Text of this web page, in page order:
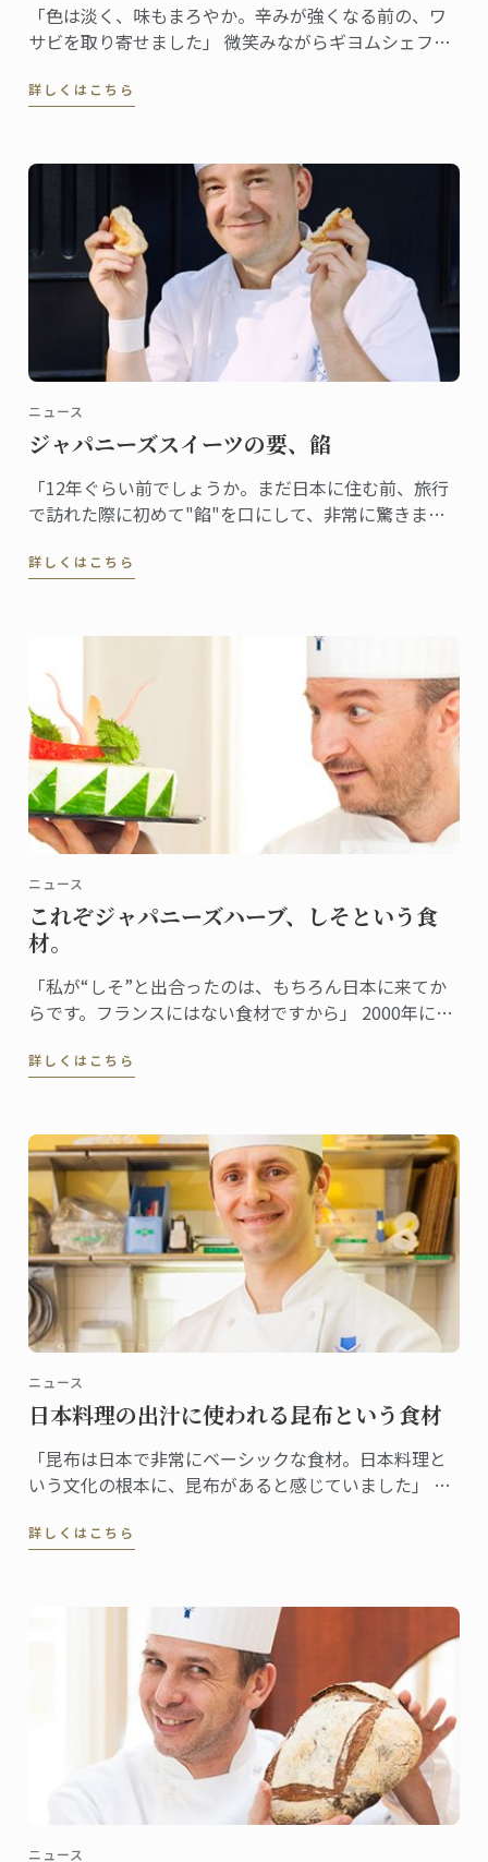
「色は淡く、味もまろやか。辛みが強くなる前の、ワ
サビを取り寄せました」 微笑みながらギヨムシェフが
る立派なサイズだ。
詳しくはこちら
ニュース
ジャパニーズスイーツの要、餡
「12年ぐらい前でしょうか。まだ日本に住む前、旅行
で訪れた際に初めて"餡"を口にして、非常に驚きまし
ずしませんから。食感も不思議でした」
詳しくはこちら
ニュース
これぞジャパニーズハーブ、しそという食
材。
「私が“しそ”と出合ったのは、もちろん日本に来てか
らです。フランスにはない食材ですから」 2000年に来
フ。しそとは日本食を通じて出合ったという。 「珍し
詳しくはこちら
ニュース
日本料理の出汁に使われる昆布という食材
「昆布は日本で非常にベーシックな食材。日本料理と
いう文化の根本に、昆布があると感じていました」 昆
詳しくはこちら
ニュース